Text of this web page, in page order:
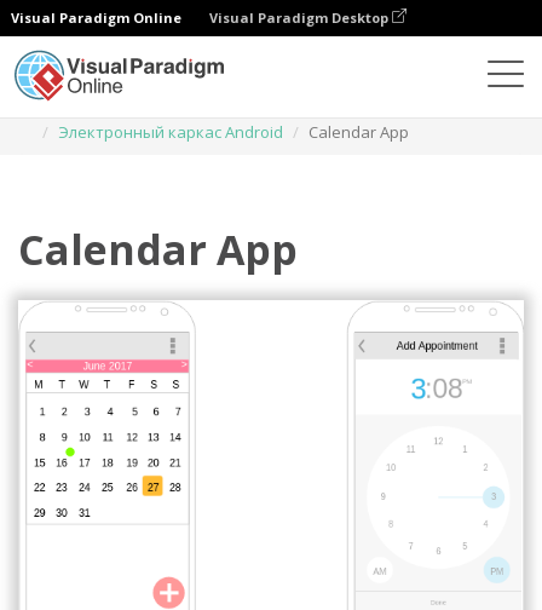
Visual Paradigm Online Visual Paradigm Desktop
Электронный каркас Android
Calendar App
Calendar App